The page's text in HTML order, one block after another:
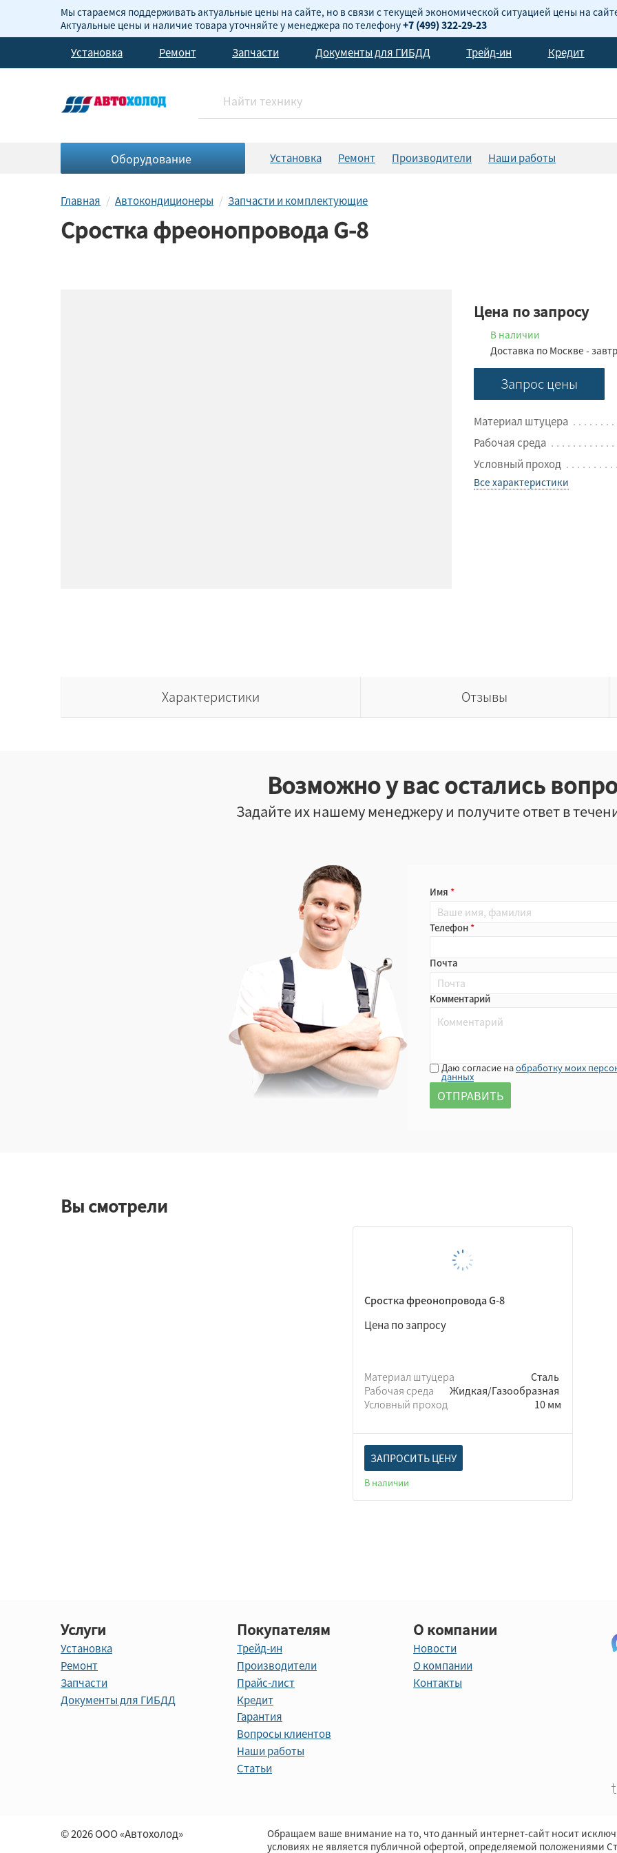
Мы стараемся поддерживать актуальные цены на сайте, но в связи с текущей экономической ситуацией цены на
Актуальные цены и наличие товара уточняйте у менеджера по телефону+7 (499) 322-29-23
Установка Ремонт Запчасти Документы для ГИБДД Трейд-ин Кредит
Оборудование Установка Ремонт Производители Наши работы
Главная Автокондиционеры Запчасти и комплектующие
Cростка фреонопровода G-8
Цена по запросу
В наличии
Доставка по Москве -
Запрос цены
Материал штуцера
Рабочая среда
Условный проход
Все характеристики
Характеристики Отзывы
Возможно у вас остались
Задайте их нашему менеджеру и получите ответ в
Имя
Телефон
Почта
Комментарий
Даю согласие наобработку моих
данных
Вы смотрели
Cростка фреонопровода G-8
Цена по запросу
Материал штуцера
Сталь
Рабочая среда
Жидкая/Газообразная
Условный проход
10 мм
ЗАПРОСИТЬ ЦЕНУ
В наличии
Услуги
Установка
Ремонт
Запчасти
Документы для ГИБДД
Покупателям
Трейд-ин
Производители
Прайс-лист
Кредит
Гарантия
Вопросы клиентов
Наши работы
Статьи
О компании
Новости
О компании
Контакты
© 2026 ООО «Автохолод»
Обращаем ваше внимание на то, что данный интернет-сайт носит
условиях не является публичной офертой, определяемой положениями